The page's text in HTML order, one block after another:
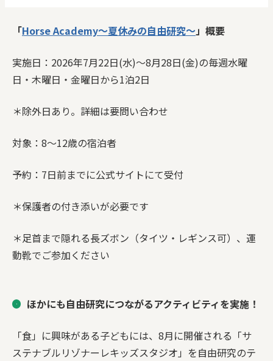
「Horse Academy〜夏休みの自由研究〜」概要
実施日：2026年7月22日(水)〜8月28日(金)の毎週水曜
日・木曜日・金曜日から1泊2日
＊除外日あり。詳細は要問い合わせ
対象：8〜12歳の宿泊者
予約：7日前までに公式サイトにて受付
＊保護者の付き添いが必要です
＊足首まで隠れる長ズボン（タイツ・レギンス可）、運
動靴でご参加ください
ほかにも自由研究につながるアクティビティを実施！
「食」に興味がある子どもには、8月に開催される「サ
ステナブルリゾナーレキッズスタジオ」を自由研究のテ